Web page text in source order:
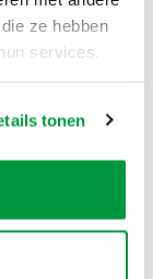
ze hebben
services.
tonen
is
en
deze af of
op eigen